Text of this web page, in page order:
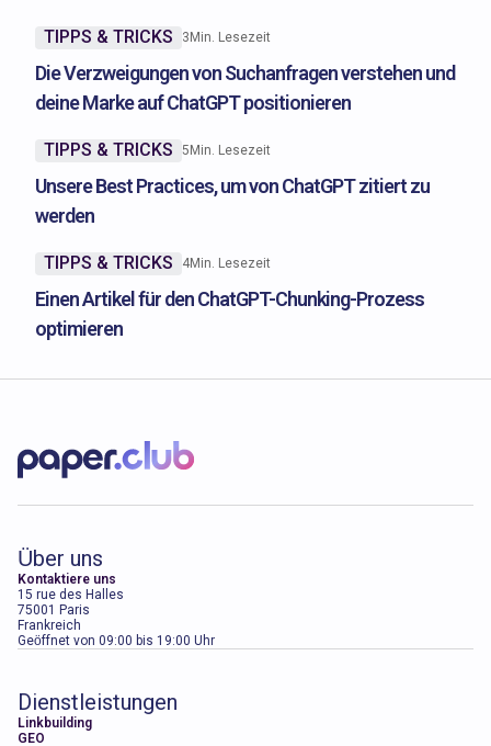
TIPPS & TRICKS 3 Min. Lesezeit
Die Verzweigungen von Suchanfragen verstehen und
deine Marke auf ChatGPT positionieren
TIPPS & TRICKS 5 Min. Lesezeit
Unsere Best Practices, um von ChatGPT zitiert zu
werden
TIPPS & TRICKS 4Min. Lesezeit
Einen Artikel für den ChatGPT-Chunking-Prozess
optimieren
Über uns
Kontaktiere uns
15 rue des Halles
75001 Paris
Frankreich
Geöffnet von 09:00 bis 19:00 Uhr
Dienstleistungen
Linkbuilding
GEO